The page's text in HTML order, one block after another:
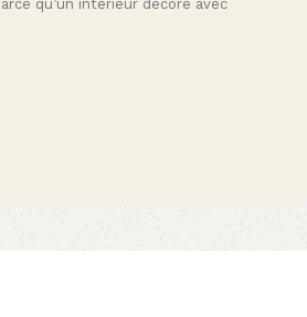
qu’un intérieur décoré avec